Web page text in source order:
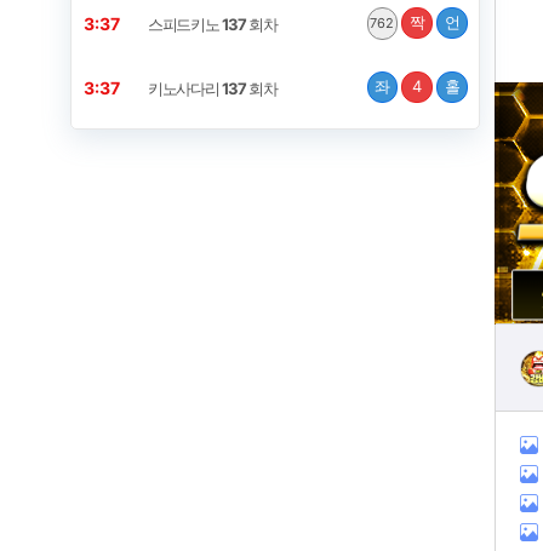
3:36 스피드키노137회차 762 짝 언
3:36 키노사다리137회차 좌 4 홀